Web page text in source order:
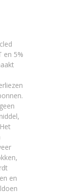
en 5%
en